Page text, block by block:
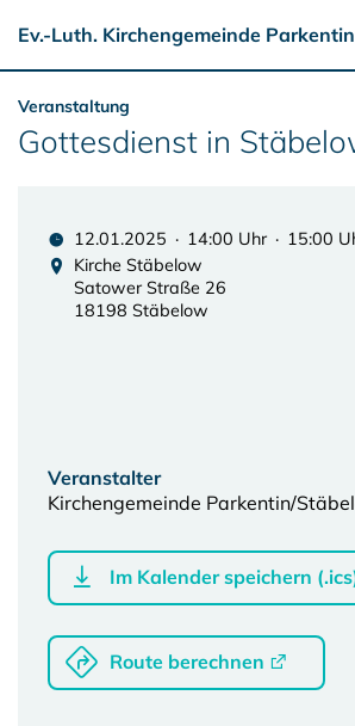
Ev.-Luth. Kirchengemeinde Parkentin
Veranstaltung
Gottesdienst in
12.01.2025 · 14:00 Uhr · 15:00
Kirche Stäbelow
Satower Straße 26
18198 Stäbelow
Veranstalter
Kirchengemeinde Parkentin/
Im Kalender speichern
Route berechnen